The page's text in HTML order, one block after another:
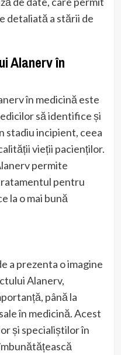
detaliată a stării de
Alanerv în
în medicină este
să identifice și
stadiu incipient, ceea
vieții pacienților.
permite
pentru
la o mai bună
a prezenta o imagine
Alanerv,
până la
în medicină. Acest
și specialiștilor în